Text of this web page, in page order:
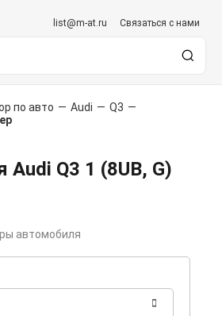
list@m-at.ru Связаться с нами
по авто — Audi — Q3 —
Q3 1 (8UB, G)
автомобиля